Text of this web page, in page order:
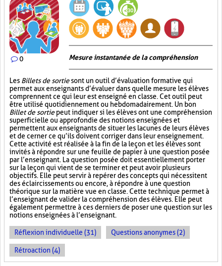
0 Mesure instantanée de la compréhension
Les Billets de sortiesont un outil d’évaluation formative qui
permet aux enseignants d’évaluer dans quelle mesure les élèves
comprennent ce qui leur est enseigné en classe. Cet outil peut
être utilisé quotidiennement ou hebdomadairement. Un bon
Billet de sortiepeut indiquer si les élèves ont une compréhension
superficielle ou approfondie des notions enseignées et
permettent aux enseignants de situer les lacunes de leurs élèves
et de cerner ce qu’ils doivent corriger dans leur enseignement.
Cette activité est réalisée à la fin de la leçon et les élèves sont
invités à répondre sur une feuille de papier à une question posée
par l’enseignant. La question posée doit essentiellement porter
sur la leçon qui vient de se terminer et peut avoir plusieurs
objectifs. Elle peut servir à repérer des concepts qui nécessitent
des éclaircissements ou encore, à répondre à une question
théorique sur la matière vue en classe. Cette technique permet à
l’enseignant de valider la compréhension des élèves. Elle peut
également permettre à ces derniers de poser une question sur les
notions enseignées à l’enseignant.
Réflexion individuelle (31) Questions anonymes (2)
Rétroaction (4)